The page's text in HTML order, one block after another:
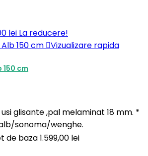
lei La reducere!
Vizualizare rapida
150 cm
glisante ,pal melaminat 18 mm. *
sonoma/wenghe.
de baza1.599,00 lei